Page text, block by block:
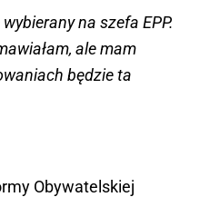
na szefa EPP.
ale mam
będzie ta
Obywatelskiej